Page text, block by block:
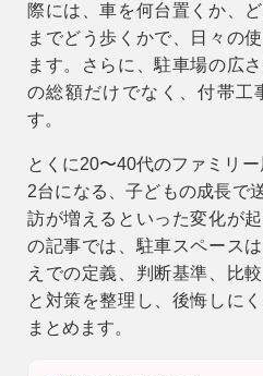
際には、車を何台置くか、
までどう歩くかで、日々の
ます。さらに、駐車場の広
の総額だけでなく、付帯工
す。
とくに20〜40代のファミリ
2台になる、子どもの成長で
訪が増えるといった変化が
の記事では、駐車スペース
えでの定義、判断基準、比
と対策を整理し、後悔しに
まとめます。
0120-70-
リフォーム
アフターメンテナンス
営業時間 9時〜17時（定
04-2950-
事業用
04-2968-